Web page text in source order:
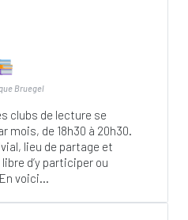
Bruegel
clubs de lecture se
mois, de 18h30 à 20h30.
lieu de partage et
d’y participer ou
voici...